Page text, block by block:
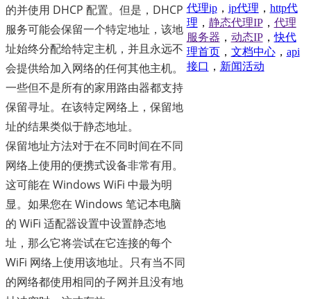
的并使用 DHCP 配置。但是，DHCP
服务可能会保留一个特定地址，该地
址始终分配给特定主机，并且永远不
会提供给加入网络的任何其他主机。
一些但不是所有的家用路由器都支持
保留寻址。在该特定网络上，保留地
址的结果类似于静态地址。
保留地址方法对于在不同时间在不同
网络上使用的便携式设备非常有用。
这可能在 Windows WiFi 中最为明
显。如果您在 Windows 笔记本电脑
的 WiFi 适配器设置中设置静态地
址，那么它将尝试在它连接的每个
WiFi 网络上使用该地址。只有当不同
的网络都使用相同的子网并且没有地
代理ip， ip代理 ， http代
理 ， 静态代理IP， 代理
服务器 ， 动态IP，快代
理首页， 文档中心， api
接口 ， 新闻活动